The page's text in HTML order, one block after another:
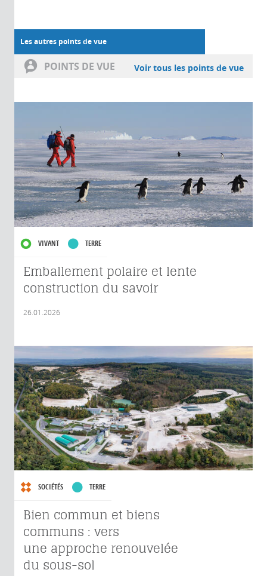
Les autres points de vue
POINTS DE VUE Voir tous les points de vue
VIVANT TERRE
Emballement polaire et lente
construction du savoir
26.01.2026
SOCIÉTÉS TERRE
Bien commun et biens
communs : vers
une approche renouvelée
du sous-sol